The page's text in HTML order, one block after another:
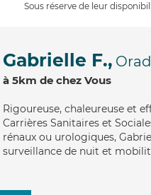
Sous réserve de leur
Gabrielle F.,
à 5km de chez Vous
Rigoureuse, chaleureuse et
Carrières Sanitaires et
rénaux ou urologiques,
surveillance de nuit et